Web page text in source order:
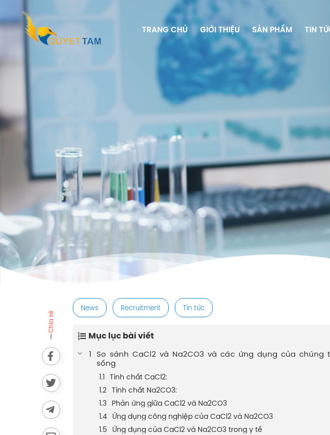
TRANG CHỦ GIỚI THIỆU SẢN PHẨM TIN
Chia sẻ
News Recruitment Tin tức
Mục lục bài viết
So sánh CaCl2 và Na2CO3 và các ứng dụng của chúng
sống
Tính chất CaCl2:
Tính chất Na2CO3:
Phản ứng giữa CaCl2 và Na2CO3
Ứng dụng công nghiệp của CaCl2 và Na2CO3
Ứng dụng của CaCl2 và Na2CO3 trong y tế